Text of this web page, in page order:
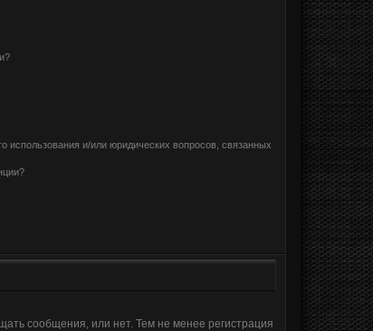
использования и/или юридических вопросов, связанных
сообщения, или нет. Тем не менее регистрация